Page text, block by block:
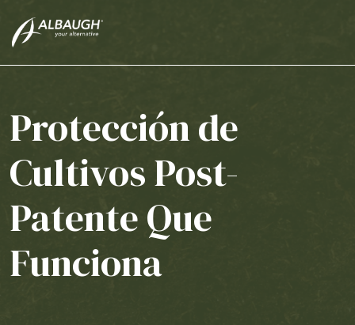
Protección de
Cultivos Post-
Patente Que
Funciona